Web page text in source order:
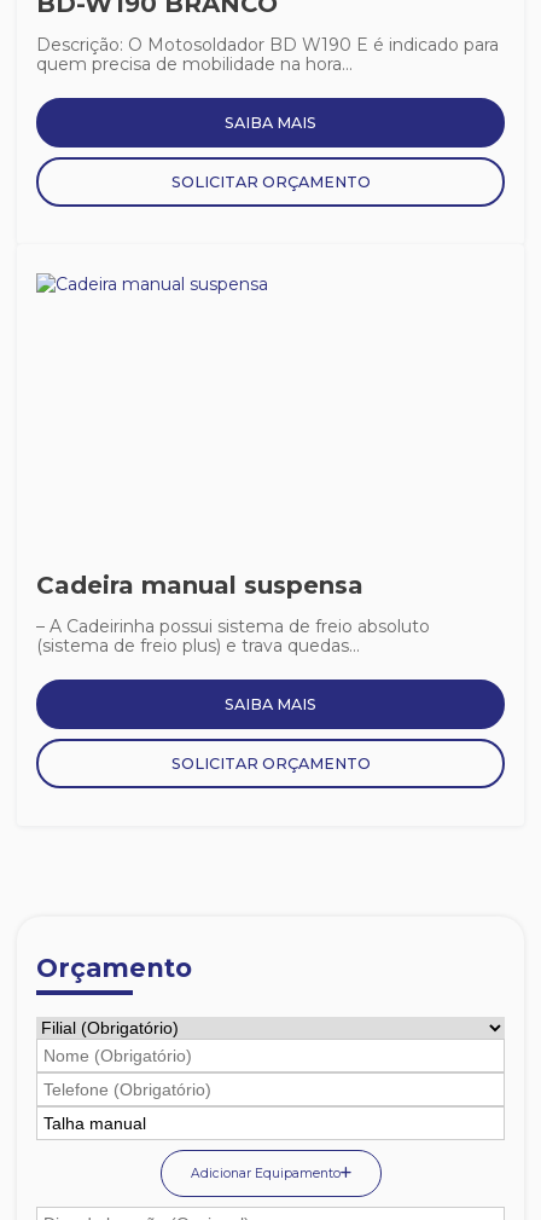
Descrição: O Motosoldador BD W190 E é indicado para
quem precisa de mobilidade na hora...
SAIBA MAIS
SOLICITAR ORÇAMENTO
Cadeira manual suspensa
– A Cadeirinha possui sistema de freio absoluto
(sistema de freio plus) e trava quedas...
SAIBA MAIS
SOLICITAR ORÇAMENTO
Orçamento
Adicionar Equipamento